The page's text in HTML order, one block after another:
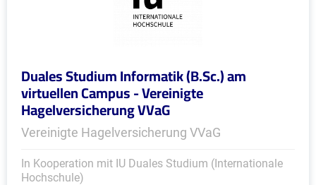
Duales Studium Informatik (B.Sc.) am
virtuellen Campus - Vereinigte
Hagelversicherung VVaG
Vereinigte Hagelversicherung VVaG
In Kooperation mit IU Duales Studium (Internationale
Hochschule)